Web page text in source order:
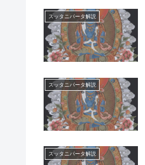
スッタニパータ解説
スッタニパータ解説
スッタニパータ解説